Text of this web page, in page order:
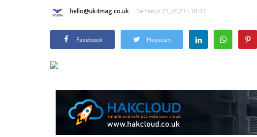
hello@uk4mag.co.uk Temmuz 21, 2023 - 10:43
Facebook Heyecan